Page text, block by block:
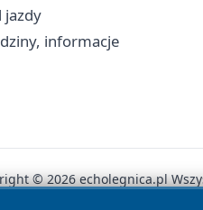
jazdy
informacje
© 2026 echolegnica.pl